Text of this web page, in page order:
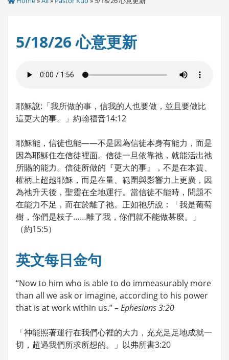
5/18/26 心意更新
耶穌說:「我所做的事，信我的人也要做，並且要做比
這更大的事。」約翰福音14:12
耶穌能，信徒也能——不是因為信徒本身有能力，而是
因為耶穌住在信徒裡面。信徒一旦依靠祂，就能活出祂
所賜的能力。信徒所做的『更大的事』，不是在本質、
權柄上超越耶穌，而是在量、範圍與影響力上更廣，因
為祂升天後，聖靈在全地運行。當信徒不能時，問題不
在能力不足，而在於離了祂。正如祂所說：「我是葡萄
樹，你們是枝子……離了我，你們就不能做甚麼。」
（約15:5）
英文每日金句
“Now to him who is able to do immeasurably more
than all we ask or imagine, according to his power
that is at work within us.”– Ephesians 3:20
「神能照著運行在我們心裡的大力，充充足足地成就一
切，超過我們所求所想的。」以弗所書3:20